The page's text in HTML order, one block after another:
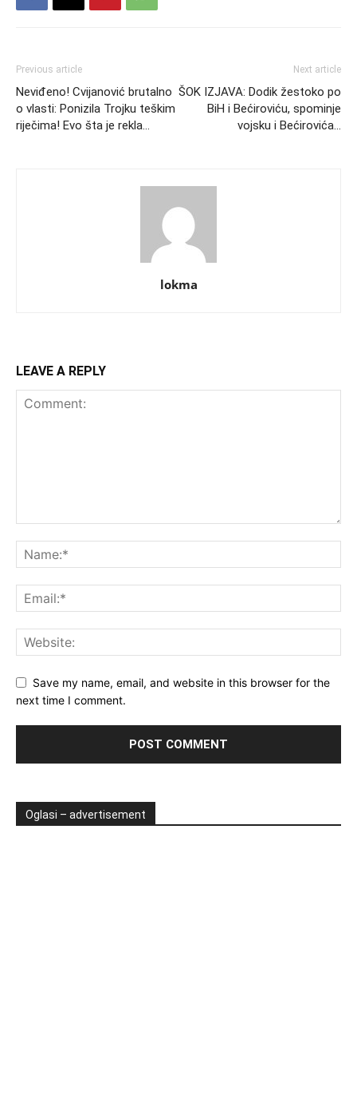
Previous article
Neviđeno! Cvijanović brutalno
o vlasti: Ponizila Trojku teškim
riječima! Evo šta je rekla…
Next article
ŠOK IZJAVA: Dodik žestoko po
BiH i Bećiroviću, spominje
vojsku i Bećirovića…
lokma
LEAVE A REPLY
Save my name, email, and website in this browser for the
next time I comment.
Oglasi – advertisement